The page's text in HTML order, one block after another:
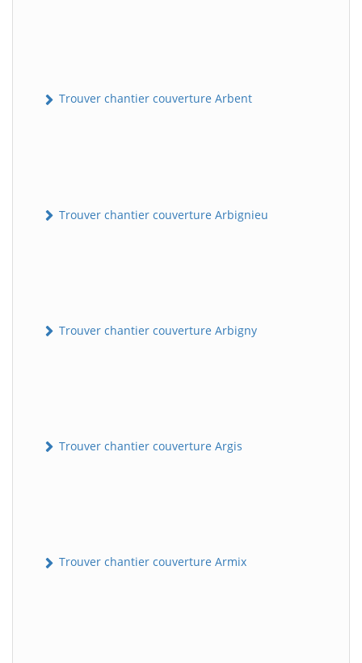
Trouver chantier couverture Arbent
Trouver chantier couverture Arbignieu
Trouver chantier couverture Arbigny
Trouver chantier couverture Argis
Trouver chantier couverture Armix